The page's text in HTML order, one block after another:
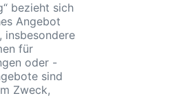
bezieht sich
Angebot
insbesondere
für
oder -
sind
Zweck,